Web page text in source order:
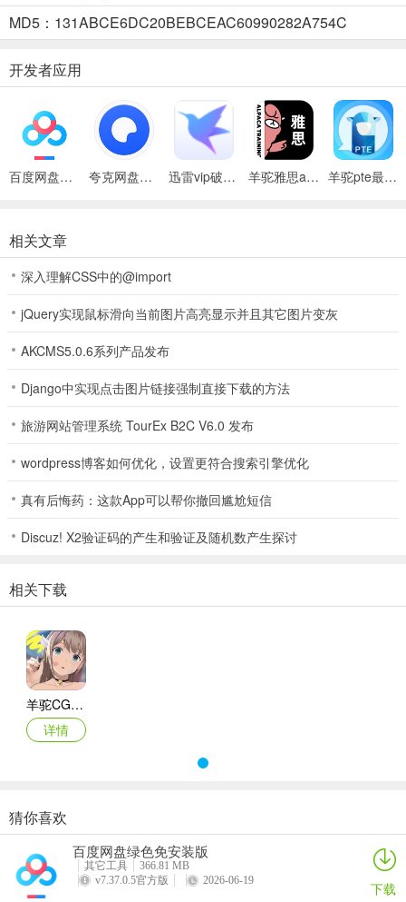
羊驼CG绘画app最新版特色
1、精选绘画素材、教程，更好掌握绘画技巧
2、羊驼CG绘画内容丰富，随时随地练习绘画技巧
3、图文进阶练习，提升个人绘画能力
功能介绍
羊驼老师带你上小课、海量素材、图文快速进阶
2、板绘小课堂，三天快速入门
3、软件进阶百科
快捷键、千款笔刷、图文解析绘画技巧
图文结合，解构板绘一笔一画的细节
5、分级练习素材
软件测评
1、精选大量素材、工具，汇聚优质绘画教程，在线学习绘画知识，随
时训练
高画质
3、图文结合，解构板绘一笔一画的细节，软件带学，带你画出优美线
1、可以快速了解二次元绘画的便捷，让用户在线了解不同的信息更快
2、针对不同的素材更快的了解，而且还可以通过掌握不同的绘画技巧
进行快速的学习
3、针对各类信息可以更全的查看，让用户实时在线查询最全的绘画信
更新日志
修复了一些bug
MD5：131ABCE6DC20BEBCEAC60990282A754C
开发者应用
百度网盘绿色免安装Pc电脑版 夸克网盘官方正式版 迅雷vip破解版永久会员2024版 羊驼雅思app 羊驼pte最新版
相关文章
深入理解CSS中的@import
jQuery实现鼠标滑向当前图片高亮显示并且其它图片变灰
AKCMS5.0.6系列产品发布
Django中实现点击图片链接强制直接下载的方法
旅游网站管理系统 TourEx B2C V6.0 发布
wordpress博客如何优化，设置更符合搜索引擎优化
真有后悔药：这款App可以帮你撤回尴尬短信
Discuz! X2验证码的产生和验证及随机数产生探讨
相关下载
羊驼CG绘画app
详情
猜你喜欢
百度网盘绿色免安装版
其它工具
366.81 MB
v7.37.0.5官方版
2026-06-19 下载